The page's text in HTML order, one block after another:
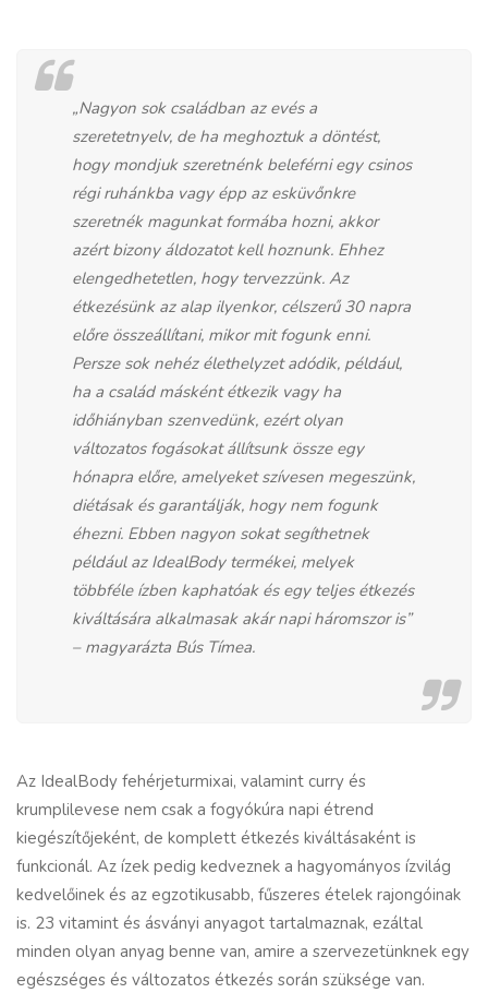
„Nagyon sok családban az evés a
szeretetnyelv, de ha meghoztuk a döntést,
hogy mondjuk szeretnénk beleférni egy csinos
régi ruhánkba vagy épp az esküvőnkre
szeretnék magunkat formába hozni, akkor
azért bizony áldozatot kell hoznunk. Ehhez
elengedhetetlen, hogy tervezzünk. Az
étkezésünk az alap ilyenkor, célszerű 30 napra
előre összeállítani, mikor mit fogunk enni.
Persze sok nehéz élethelyzet adódik, például,
ha a család másként étkezik vagy ha
időhiányban szenvedünk, ezért olyan
változatos fogásokat állítsunk össze egy
hónapra előre, amelyeket szívesen megeszünk,
diétásak és garantálják, hogy nem fogunk
éhezni. Ebben nagyon sokat segíthetnek
például az IdealBody termékei, melyek
többféle ízben kaphatóak és egy teljes étkezés
kiváltására alkalmasak akár napi háromszor is”
– magyarázta Bús Tímea.
Az IdealBody fehérjeturmixai, valamint curry és
krumplilevese nem csak a fogyókúra napi étrend
kiegészítőjeként, de komplett étkezés kiváltásaként is
funkcionál. Az ízek pedig kedveznek a hagyományos ízvilág
kedvelőinek és az egzotikusabb, fűszeres ételek rajongóinak
is. 23 vitamint és ásványi anyagot tartalmaznak, ezáltal
minden olyan anyag benne van, amire a szervezetünknek egy
egészséges és változatos étkezés során szüksége van.